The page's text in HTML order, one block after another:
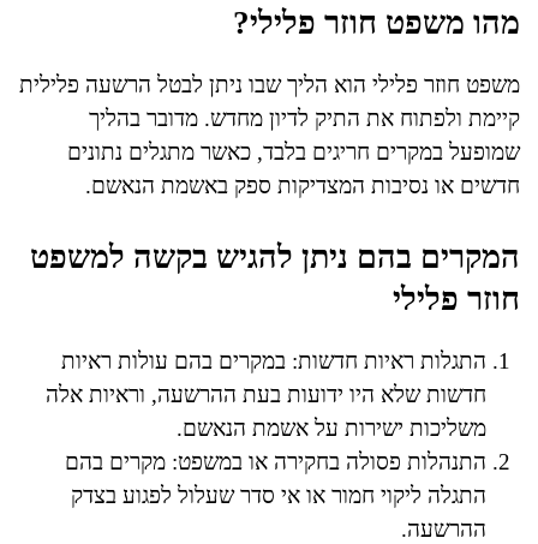
מהו משפט חוזר פלילי?
משפט חוזר פלילי הוא הליך שבו ניתן לבטל הרשעה פלילית
קיימת ולפתוח את התיק לדיון מחדש. מדובר בהליך
שמופעל במקרים חריגים בלבד, כאשר מתגלים נתונים
חדשים או נסיבות המצדיקות ספק באשמת הנאשם.
המקרים בהם ניתן להגיש בקשה למשפט
חוזר פלילי
התגלות ראיות חדשות: במקרים בהם עולות ראיות
חדשות שלא היו ידועות בעת ההרשעה, וראיות אלה
משליכות ישירות על אשמת הנאשם.
התנהלות פסולה בחקירה או במשפט: מקרים בהם
התגלה ליקוי חמור או אי סדר שעלול לפגוע בצדק
ההרשעה.